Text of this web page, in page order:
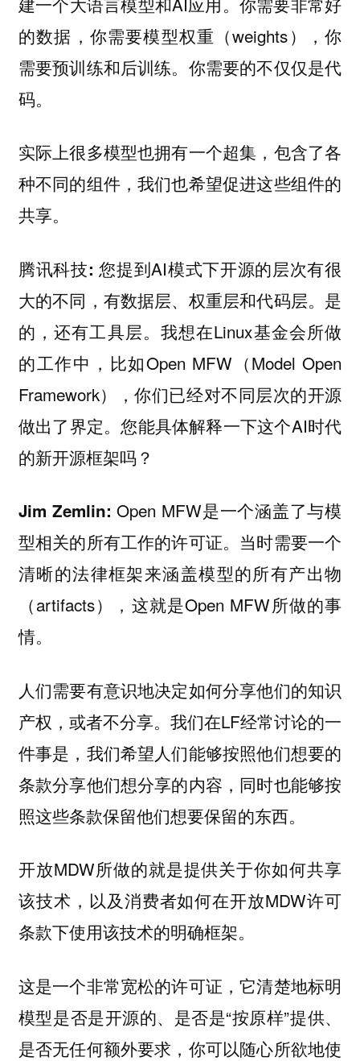
的数据，你需要模型权重（weights），你
需要预训练和后训练。你需要的不仅仅是代
码。
实际上很多模型也拥有一个超集，包含了各
种不同的组件，我们也希望促进这些组件的
共享。
腾讯科技: 您提到AI模式下开源的层次有很
大的不同，有数据层、权重层和代码层。是
的，还有工具层。我想在Linux基金会所做
的工作中，比如Open MFW（Model Open
Framework），你们已经对不同层次的开源
做出了界定。您能具体解释一下这个AI时代
的新开源框架吗？
Jim Zemlin: Open MFW是一个涵盖了与模
型相关的所有工作的许可证。当时需要一个
清晰的法律框架来涵盖模型的所有产出物
（artifacts），这就是Open MFW所做的事
情。
人们需要有意识地决定如何分享他们的知识
产权，或者不分享。我们在LF经常讨论的一
件事是，我们希望人们能够按照他们想要的
条款分享他们想分享的内容，同时也能够按
照这些条款保留他们想要保留的东西。
开放MDW所做的就是提供关于你如何共享
该技术，以及消费者如何在开放MDW许可
条款下使用该技术的明确框架。
这是一个非常宽松的许可证，它清楚地标明
模型是否是开源的、是否是“按原样”提供、
是否无任何额外要求，你可以随心所欲地使